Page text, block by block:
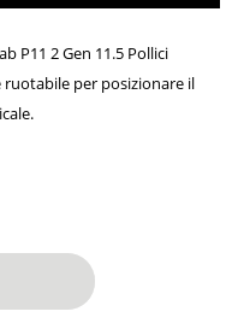
P11 2 Gen 11.5 Pollici
ruotabile per posizionare il